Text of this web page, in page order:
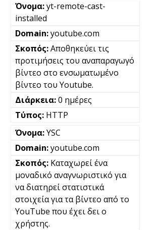
yt-remote-cast-
installed
youtube.com
Αποθηκεύει τις
προτιμήσεις του αναπαραγωγό
βίντεο στο ενσωματωμένο
βίντεο του Youtube.
0 ημέρες
HTTP
YSC
youtube.com
Καταχωρεί ένα
μοναδικό αναγνωριστικό για
να διατηρεί στατιστικά
στοιχεία για τα βίντεο από το
YouTube που έχει δει ο
χρήστης.